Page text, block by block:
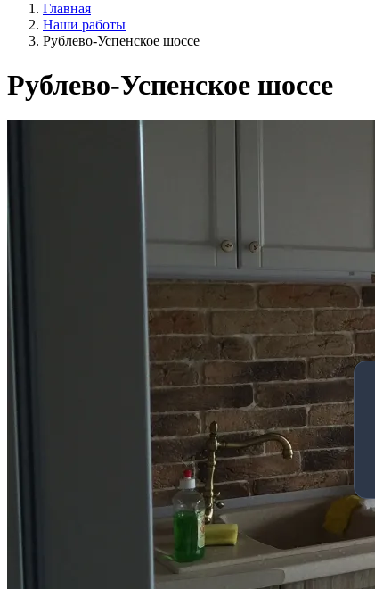
Главная
Наши работы
Рублево-Успенское шоссе
Рублево-Успенское шоссе